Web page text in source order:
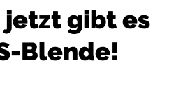
jetzt gibt es
Blende!